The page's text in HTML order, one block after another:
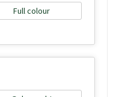
Full colour